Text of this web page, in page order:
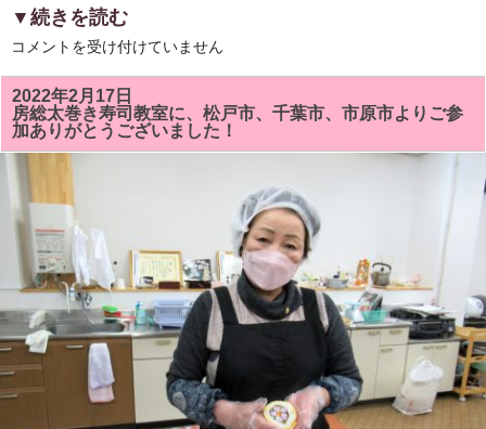
は
▼続きを読む
4
の
房
総
太
巻
き
室
は
「祝」
は
ゲ
ハ
チ
ョ
ウ」
と
コメントを受け付けていません
2022年2月17日
房総太巻き寿司教室に、松戸市、千葉市、市原市よりご参
加ありがとうございました！